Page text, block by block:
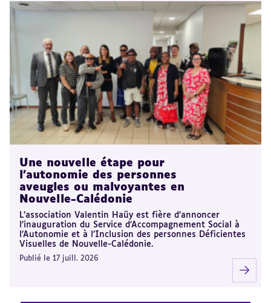
Une nouvelle étape pour
l’autonomie des personnes
aveugles ou malvoyantes en
Nouvelle-Calédonie
L’association Valentin Haüy est fière d’annoncer
l’inauguration du Service d’Accompagnement Social à
l’Autonomie et à l’Inclusion des personnes Déficientes
Visuelles de Nouvelle-Calédonie.
Publié le 17 juill. 2026